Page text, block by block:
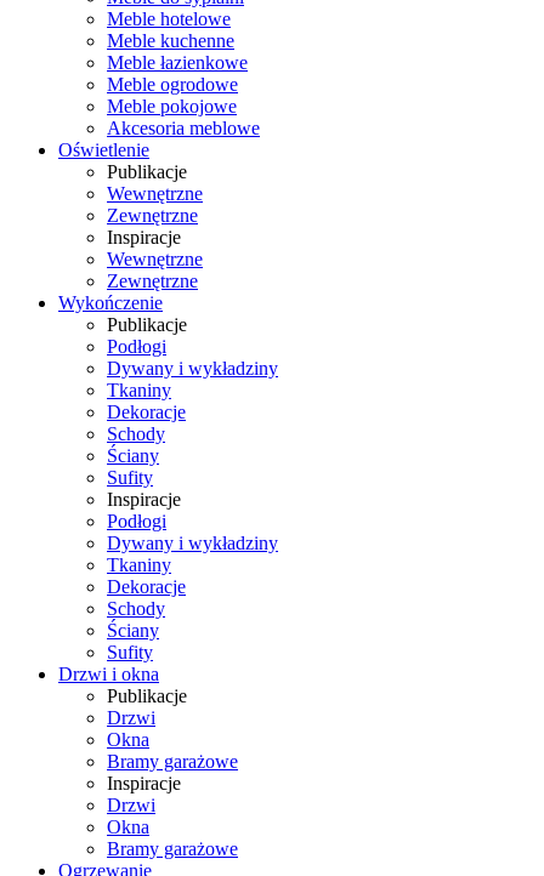
Meble hotelowe
Meble kuchenne
Meble łazienkowe
Meble ogrodowe
Meble pokojowe
Akcesoria meblowe
Oświetlenie
Publikacje
Wewnętrzne
Zewnętrzne
Inspiracje
Wewnętrzne
Zewnętrzne
Wykończenie
Publikacje
Podłogi
Dywany i wykładziny
Tkaniny
Dekoracje
Schody
Ściany
Sufity
Inspiracje
Podłogi
Dywany i wykładziny
Tkaniny
Dekoracje
Schody
Ściany
Sufity
Drzwi i okna
Publikacje
Drzwi
Okna
Bramy garażowe
Inspiracje
Drzwi
Okna
Bramy garażowe
Ogrzewanie